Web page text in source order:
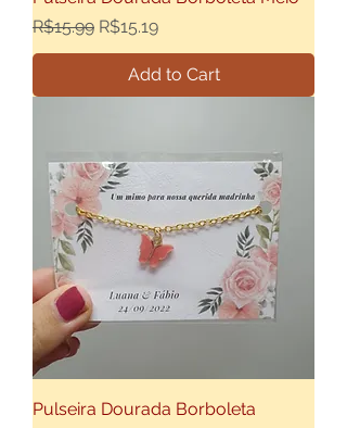
Regular Price
R$15.99 Sale Price
R$15.19
Add to Cart
Pulseira Dourada Borboleta